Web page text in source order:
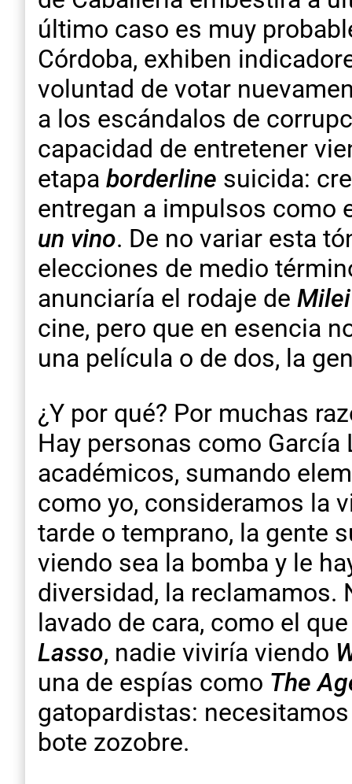
último caso es muy
Córdoba, exhiben
voluntad de votar
a los escándalos de
capacidad de entretener
etapa borderline suicida:
entregan a impulsos como
un vino. De no variar esta
elecciones de medio
anunciaría el rodaje de
cine, pero que en esencia
una película o de dos, la
¿Y por qué? Por muchas
Hay personas como García
académicos, sumando
como yo, consideramos la
tarde o temprano, la gente
viendo sea la bomba y le
diversidad, la reclamamos.
lavado de cara, como el
Lasso, nadie viviría viendo
una de espías como The
gatopardistas:
bote zozobre.